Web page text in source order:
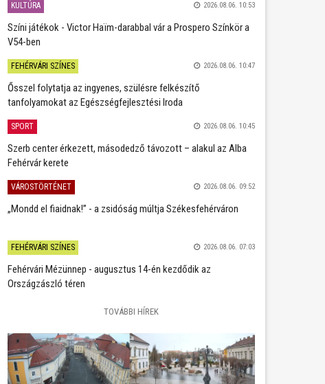
KULTÚRA 2026.08.06. 10:53
Színi játékok - Victor Haïm-darabbal vár a Prospero Színkör a
V54-ben
FEHÉRVÁRI SZÍNES 2026.08.06. 10:47
Ősszel folytatja az ingyenes, szülésre felkészítő
tanfolyamokat az Egészségfejlesztési Iroda
SPORT 2026.08.06. 10:45
Szerb center érkezett, másodedző távozott – alakul az Alba
Fehérvár kerete
VÁROSTÖRTÉNET 2026.08.06. 09:52
„Mondd el fiaidnak!” - a zsidóság múltja Székesfehérváron
FEHÉRVÁRI SZÍNES 2026.08.06. 07:03
Fehérvári Mézünnep - augusztus 14-én kezdődik az
Országzászló téren
TOVÁBBI HÍREK